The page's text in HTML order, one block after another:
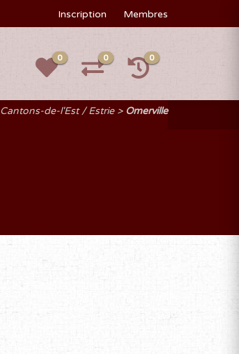
Inscription Membres
0 0 0
Cantons-de-l'Est / Estrie Omerville